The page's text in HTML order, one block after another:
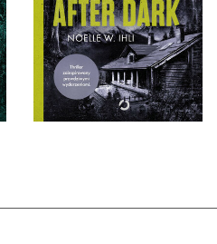
NOELLE WEST IHLI
OPRAWA MIĘKKA
49,99 ZŁ